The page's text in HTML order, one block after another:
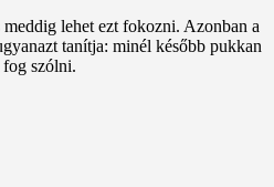
lehet ezt fokozni. Azonban a
tanítja: minél később pukkan
szólni.